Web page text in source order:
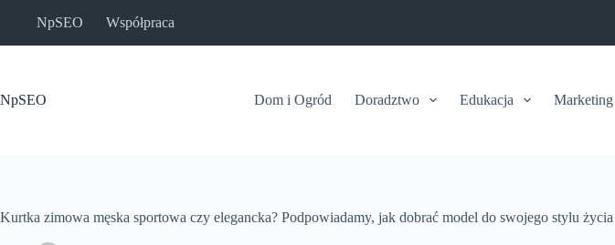
NpSEO Współpraca
NpSEO Dom i Ogród Doradztwo Edukacja Marketing
Kurtka zimowa męska sportowa czy elegancka? Podpowiadamy, jak dobrać model do swojego stylu życia